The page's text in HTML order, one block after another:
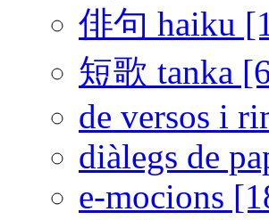
俳句 haiku
短歌 tanka
de versos i
diàlegs de
e-mocions